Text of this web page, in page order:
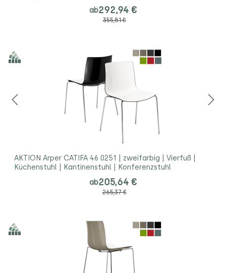
ab292,94 €
355,81 €
AKTION Arper CATIFA 46 0251 | zweifarbig | Vierfuß |
Küchenstuhl | Kantinenstuhl | Konferenzstuhl
ab205,64 €
265,37 €